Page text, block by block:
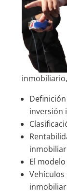
inversión
El